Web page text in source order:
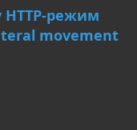
HTTP-режим
movement